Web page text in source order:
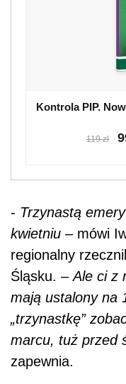
Kontrola PIP.
119 zł
- Trzynastą
kwietniu – mówi
regionalny
Śląsku. –Ale ci z
mają ustalony na
„trzynastkę”
marcu, tuż przed
zapewnia.